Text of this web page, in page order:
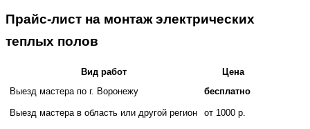
Прайс-лист на монтаж электрических
теплых полов
Вид работ
Цена
Выезд мастера по г. Воронежу
бесплатно
Выезд мастера в область или другой регион от 1000 р.